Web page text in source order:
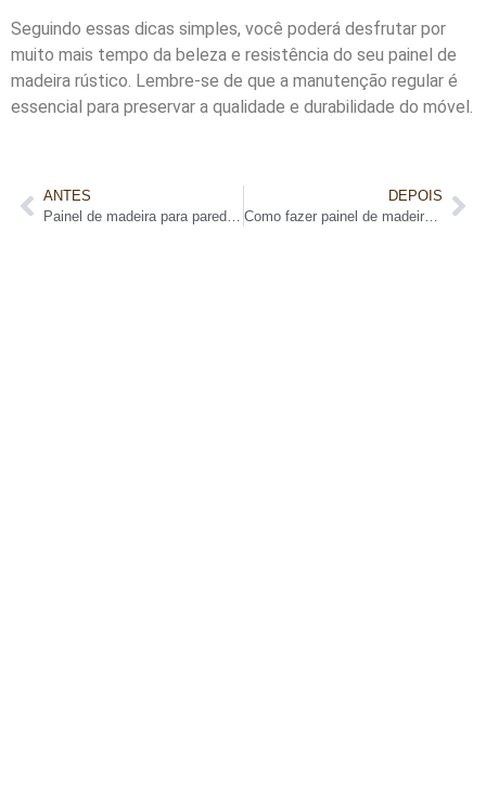
Seguindo essas dicas simples, você poderá desfrutar por
muito mais tempo da beleza e resistência do seu painel de
madeira rústico. Lembre-se de que a manutenção regular é
essencial para preservar a qualidade e durabilidade do móvel.
ANTES
DEPOIS
Como fazer painel de madeira: Tutorial prático e fácil